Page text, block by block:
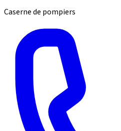
Caserne de pompiers